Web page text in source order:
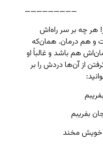
—————————
چه بر سر راه‌اش
و هم درمان. همان‌که
هم باشد و غالباً او
از آن‌ها دردش را بر
بفریبم
خویش مخند